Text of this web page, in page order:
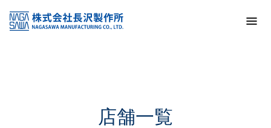
KSS加盟店・取扱店情報
店舗一覧
店舗一覧